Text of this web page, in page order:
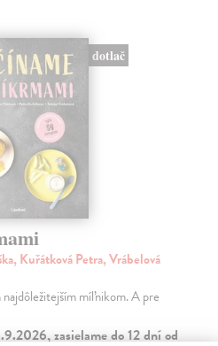
dotlač
Kuřátková Petra, Vrábelová
míľnikom. A pre
zasielame do 12 dní od